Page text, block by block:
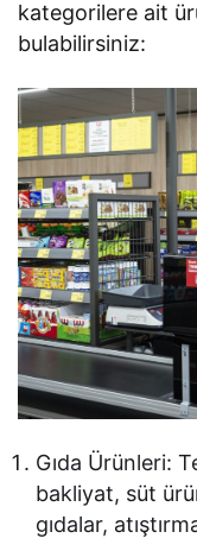
kategorilere ait
bulabilirsiniz:
Gıda Ürünleri:
bakliyat, süt
gıdalar,